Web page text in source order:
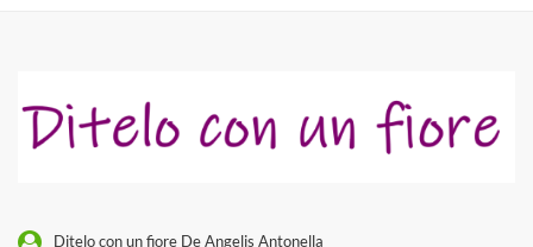
Ditelo con un fiore De Angelis Antonella